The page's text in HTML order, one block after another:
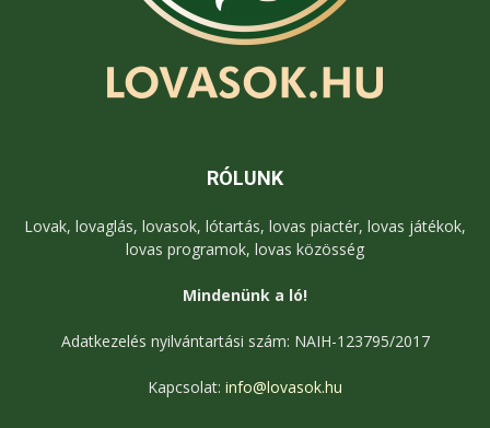
RÓLUNK
Lovak, lovaglás, lovasok, lótartás, lovas piactér, lovas játékok,
lovas programok, lovas közösség
Mindenünk a ló!
Adatkezelés nyilvántartási szám: NAIH-123795/2017
Kapcsolat: info@lovasok.hu